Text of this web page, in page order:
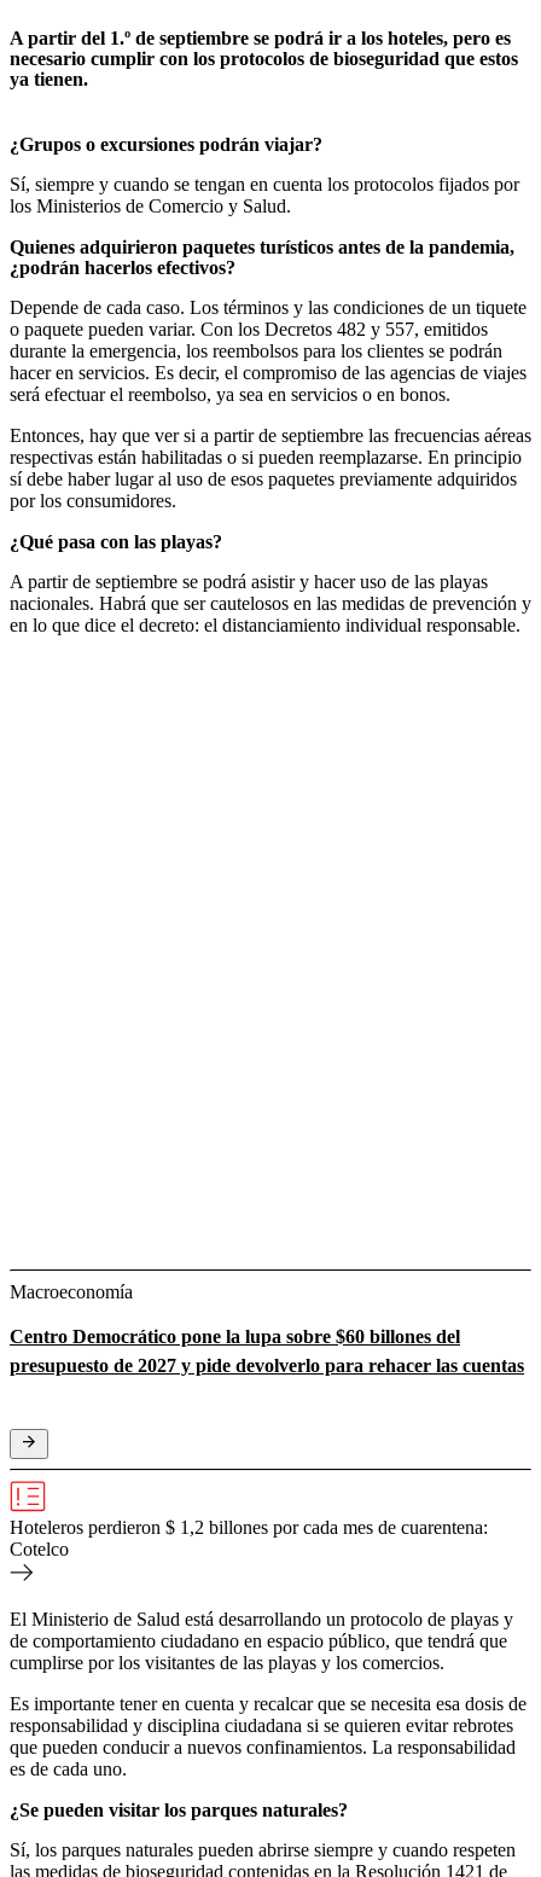
A partir del 1.º de septiembre se podrá ir a los hoteles, pero es
necesario cumplir con los protocolos de bioseguridad que estos
ya tienen.
¿Grupos o excursiones podrán viajar?
Sí, siempre y cuando se tengan en cuenta los protocolos fijados por
los Ministerios de Comercio y Salud.
Quienes adquirieron paquetes turísticos antes de la pandemia,
¿podrán hacerlos efectivos?
Depende de cada caso. Los términos y las condiciones de un tiquete
o paquete pueden variar. Con los Decretos 482 y 557, emitidos
durante la emergencia, los reembolsos para los clientes se podrán
hacer en servicios. Es decir, el compromiso de las agencias de viajes
será efectuar el reembolso, ya sea en servicios o en bonos.
Entonces, hay que ver si a partir de septiembre las frecuencias aéreas
respectivas están habilitadas o si pueden reemplazarse. En principio
sí debe haber lugar al uso de esos paquetes previamente adquiridos
por los consumidores.
¿Qué pasa con las playas?
A partir de septiembre se podrá asistir y hacer uso de las playas
nacionales. Habrá que ser cautelosos en las medidas de prevención y
en lo que dice el decreto: el distanciamiento individual responsable.
Macroeconomía
Centro Democrático pone la lupa sobre $60 billones del
presupuesto de 2027 y pide devolverlo para rehacer las cuentas
Hoteleros perdieron $ 1,2 billones por cada mes de cuarentena:
Cotelco
El Ministerio de Salud está desarrollando un protocolo de playas y
de comportamiento ciudadano en espacio público, que tendrá que
cumplirse por los visitantes de las playas y los comercios.
Es importante tener en cuenta y recalcar que se necesita esa dosis de
responsabilidad y disciplina ciudadana si se quieren evitar rebrotes
que pueden conducir a nuevos confinamientos. La responsabilidad
es de cada uno.
¿Se pueden visitar los parques naturales?
Sí, los parques naturales pueden abrirse siempre y cuando respeten
las medidas de bioseguridad contenidas en la Resolución 1421 de